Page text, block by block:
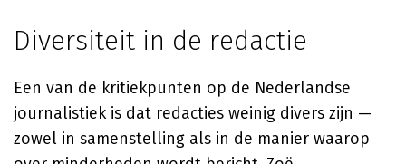
Diversiteit in de redactie
Een van de kritiekpunten op de Nederlandse
journalistiek is dat redacties weinig divers zijn —
zowel in samenstelling als in de manier waarop